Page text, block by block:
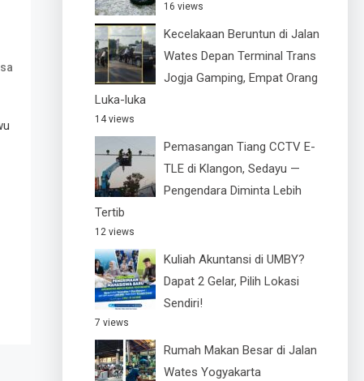
16 views
Kecelakaan Beruntun di Jalan
Wates Depan Terminal Trans
Jogja Gamping, Empat Orang
Luka-luka
14 views
Pemasangan Tiang CCTV E-
TLE di Klangon, Sedayu —
Pengendara Diminta Lebih
Tertib
12 views
Kuliah Akuntansi di UMBY?
Dapat 2 Gelar, Pilih Lokasi
Sendiri!
7 views
Rumah Makan Besar di Jalan
Wates Yogyakarta